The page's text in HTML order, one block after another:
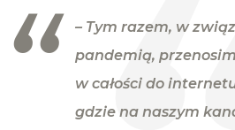
– Tym razem, w
pandemią,
w całości do
gdzie na naszym